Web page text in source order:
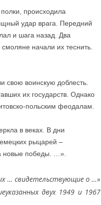
происходила
удар врага. Передний
и шага назад. Два
начали их теснить.
воинскую доблесть.
их государств. Однако
польским феодалам.
в веках. В дни
рыцарей –
новые победы. …».
… свидетельствующие о …»
двух 1949 и 1967